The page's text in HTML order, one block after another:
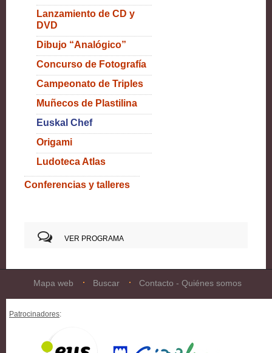
Lanzamiento de CD y
DVD
Dibujo “Analógico”
Concurso de Fotografía
Campeonato de Triples
Muñecos de Plastilina
Euskal Chef
Origami
Ludoteca Atlas
Conferencias y talleres
VER PROGRAMA
Mapa web Buscar Contacto - Quiénes somos
Patrocinadores: